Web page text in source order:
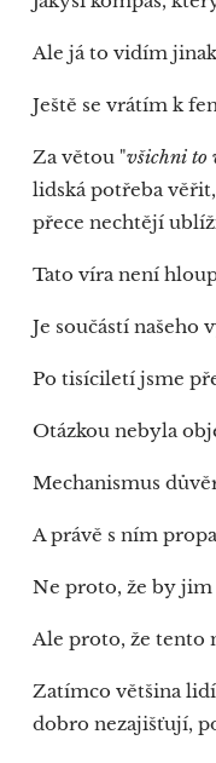
Ale já to vidím
Ještě se vrátím k
Za větou "všichni to
lidská potřeba
přece nechtějí
Tato víra není
Je součástí našeho
Po tisíciletí jsme
Otázkou nebyla
Mechanismus
A právě s ním
Ne proto, že by jim
Ale proto, že tento
Zatímco většina
dobro nezajišťují,